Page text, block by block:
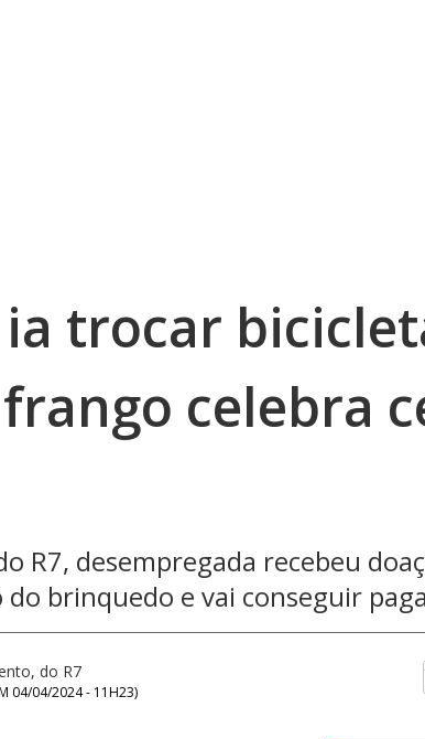
trocar
celebra
R7, desempregada recebeu
brinquedo e vai conseguir
do R7
04/04/2024 - 11H23)